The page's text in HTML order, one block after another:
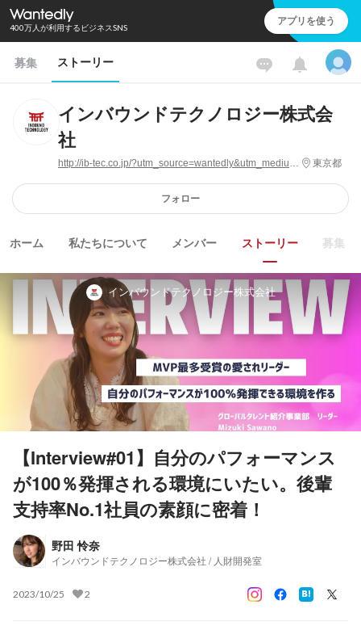
400万人が利用するビジネスSNS アプリを使う
募集 ストーリー
インバウンドテクノロジー株式会
社
http://ib-tec.co.jp/?utm_source=wantedly&utm_medium=sns_pub&utm_campaign= 東京都
フォロー
ホーム 私たちについて メンバー ストーリー 募集
インバウンドテクノロジー株式会社
【Interview#01】自分のパフォーマンス
が100％発揮される環境にいたい。後輩
支持率No.1社員の素顔に密着！
野田 怜奈
インバウンドテクノロジー株式会社 / 人財開発室
2023/10/25 2